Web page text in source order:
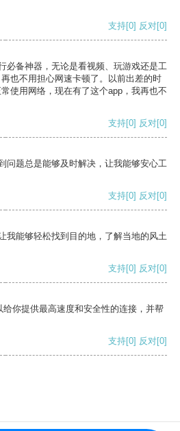
支持[0] 反对[0]
必备神器，无论是看视频、玩游戏还是工
也不用担心网速卡顿了。以前出差的时
使用网络，现在有了这个app，我再也不
支持[0] 反对[0]
问题总是能够及时解决，让我能够安心工
支持[0] 反对[0]
我能够轻松找到目的地，了解当地的风土
支持[0] 反对[0]
你提供最高速度和安全性的连接，并帮
支持[0] 反对[0]